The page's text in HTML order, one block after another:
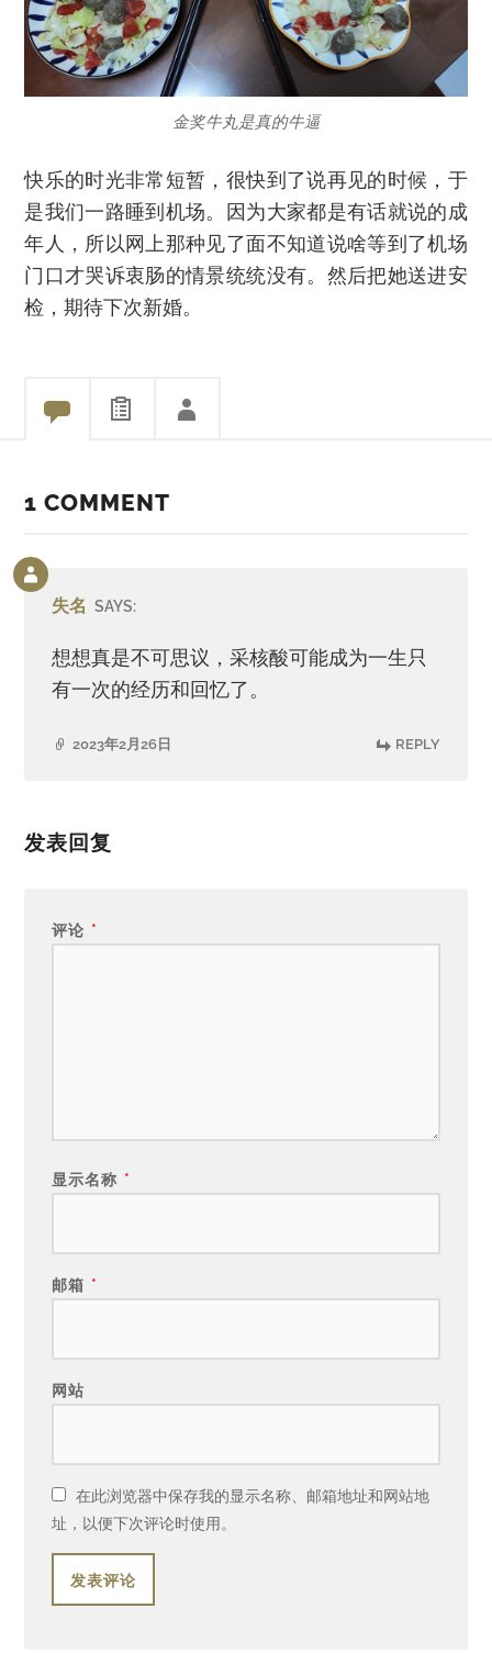
金奖牛丸是真的牛逼
快乐的时光非常短暂，很快到了说再见的时候，于
是我们一路睡到机场。因为大家都是有话就说的成
年人，所以网上那种见了面不知道说啥等到了机场
门口才哭诉衷肠的情景统统没有。然后把她送进安
检，期待下次新婚。
1 COMMENT
Comment
by
post失名 SAYS:
想想真是不可思议，采核酸可能成为一生只
有一次的经历和回忆了。
2023年2月26日 REPLY
发表回复
评论 *
显示名称 *
邮箱 *
网站
在此浏览器中保存我的显示名称、邮箱地址和网站地
址，以便下次评论时使用。